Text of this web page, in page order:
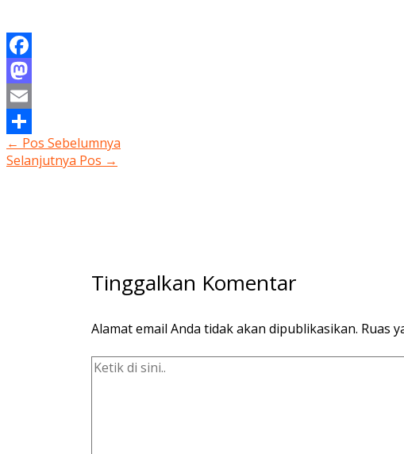
Facebook
Mastodon
Email
Share
← Pos Sebelumnya
Selanjutnya Pos →
Tinggalkan Komentar
Alamat email Anda tidak akan dipublikasikan. Ruas